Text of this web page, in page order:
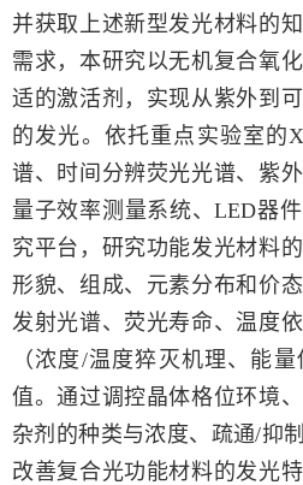
并获取上述新型发光材料的
需求， 本研究以无机复合氧
适的激活剂，实现从紫外到
的发光。依托重点实验室的
谱、时间分辨荧光光谱、紫
量子效率测量系统、LED器
究平台，研究功能发光材料
形貌、组成、元素分布和价
发射光谱、荧光寿命、温度
（浓度/温度猝灭机理、能量
值。通过调控晶体格位环境
杂剂的种类与浓度、疏通/抑
改善复合光功能材料的发光